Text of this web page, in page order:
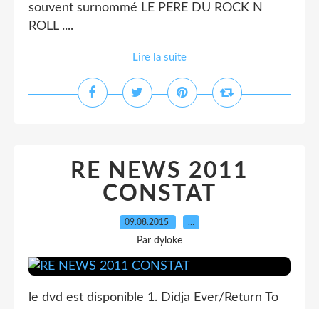
souvent surnommé LE PERE DU ROCK N
ROLL ....
Lire la suite
RE NEWS 2011
CONSTAT
09.08.2015 …
Par dyloke
le dvd est disponible 1. Didja Ever/Return To